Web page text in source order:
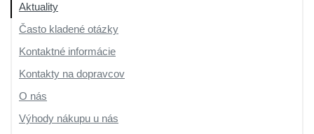
Aktuality
Často kladené otázky
Kontaktné informácie
Kontakty na dopravcov
O nás
Výhody nákupu u nás